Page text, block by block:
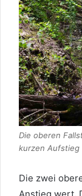
Die oberen
kurzen Aufstieg
Die zwei